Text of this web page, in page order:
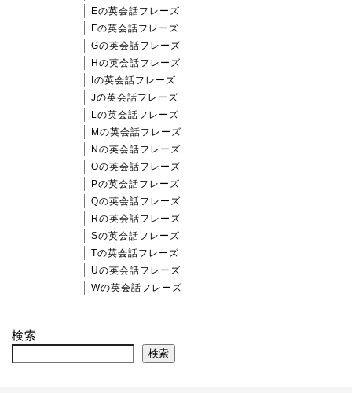
Eの英会話フレーズ
Fの英会話フレーズ
Gの英会話フレーズ
Hの英会話フレーズ
Iの英会話フレーズ
Jの英会話フレーズ
Lの英会話フレーズ
Mの英会話フレーズ
Nの英会話フレーズ
Oの英会話フレーズ
Pの英会話フレーズ
Qの英会話フレーズ
Rの英会話フレーズ
Sの英会話フレーズ
Tの英会話フレーズ
Uの英会話フレーズ
Wの英会話フレーズ
検索
検索